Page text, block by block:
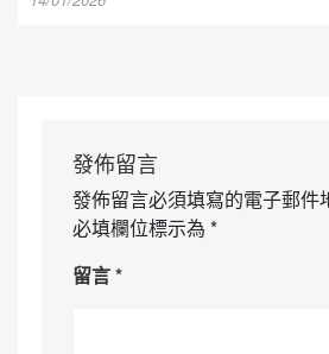
發佈留言
發佈留言必須填寫的電子郵件
必填欄位標示為 *
留言*